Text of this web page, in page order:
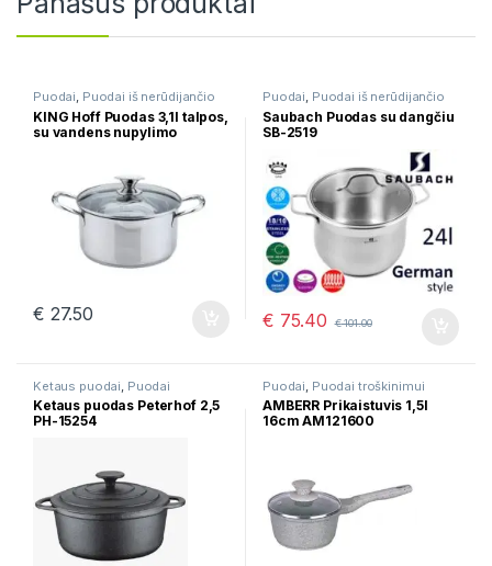
Puodai, Puodai iš nerūdijančio
plieno
KING Hoff Puodas 3,1l talpos,
su vandens nupylimo
€ 27.50
Puodai, Puodai iš nerūdijančio
plieno
Saubach Puodas su dangčiu
SB-2519
€ 75.40 €101.00
Ketaus puodai Puodai
Ketaus puodas Peterhof 2,5
PH-15254
Puodai Puodai troškinimui
AMBERR Prikaistuvis 1,5l
16cm AM121600